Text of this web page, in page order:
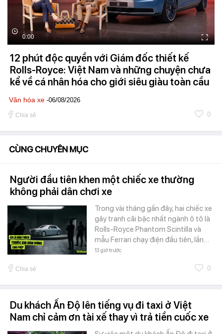
0:00
12 phút độc quyền với Giám đốc thiết kế
Rolls-Royce: Việt Nam và những chuyện chưa
kể về cá nhân hóa cho giới siêu giàu toàn cầu
Văn hóa xe -06/08/2026
Chia sẻ 0
CÙNG CHUYÊN MỤC
Người đầu tiên khen một chiếc xe thường
không phải dân chơi xe
Trong vài tháng gần đây, hai chiếc xe
gây tranh cãi bậc nhất ngành ô tô là
Rolls-Royce Phantom Scintilla và
mẫu Ferrari chạy điện đầu tiên, lần…
13 giờ trước
Chia sẻ 0
Du khách Ấn Độ lên tiếng vụ đi taxi ở Việt
Nam chỉ cảm ơn tài xế thay vì trả tiền cuốc xe